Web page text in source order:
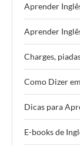
Aprender
Aprender
Charges,
Como Dizer
Dicas para
E-books de